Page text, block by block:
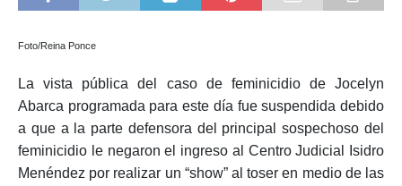
Foto/Reina Ponce
La vista pública del caso de feminicidio de Jocelyn
Abarca programada para este día fue suspendida debido
a que a la parte defensora del principal sospechoso del
feminicidio le negaron el ingreso al Centro Judicial Isidro
Menéndez por realizar un “show” al toser en medio de las